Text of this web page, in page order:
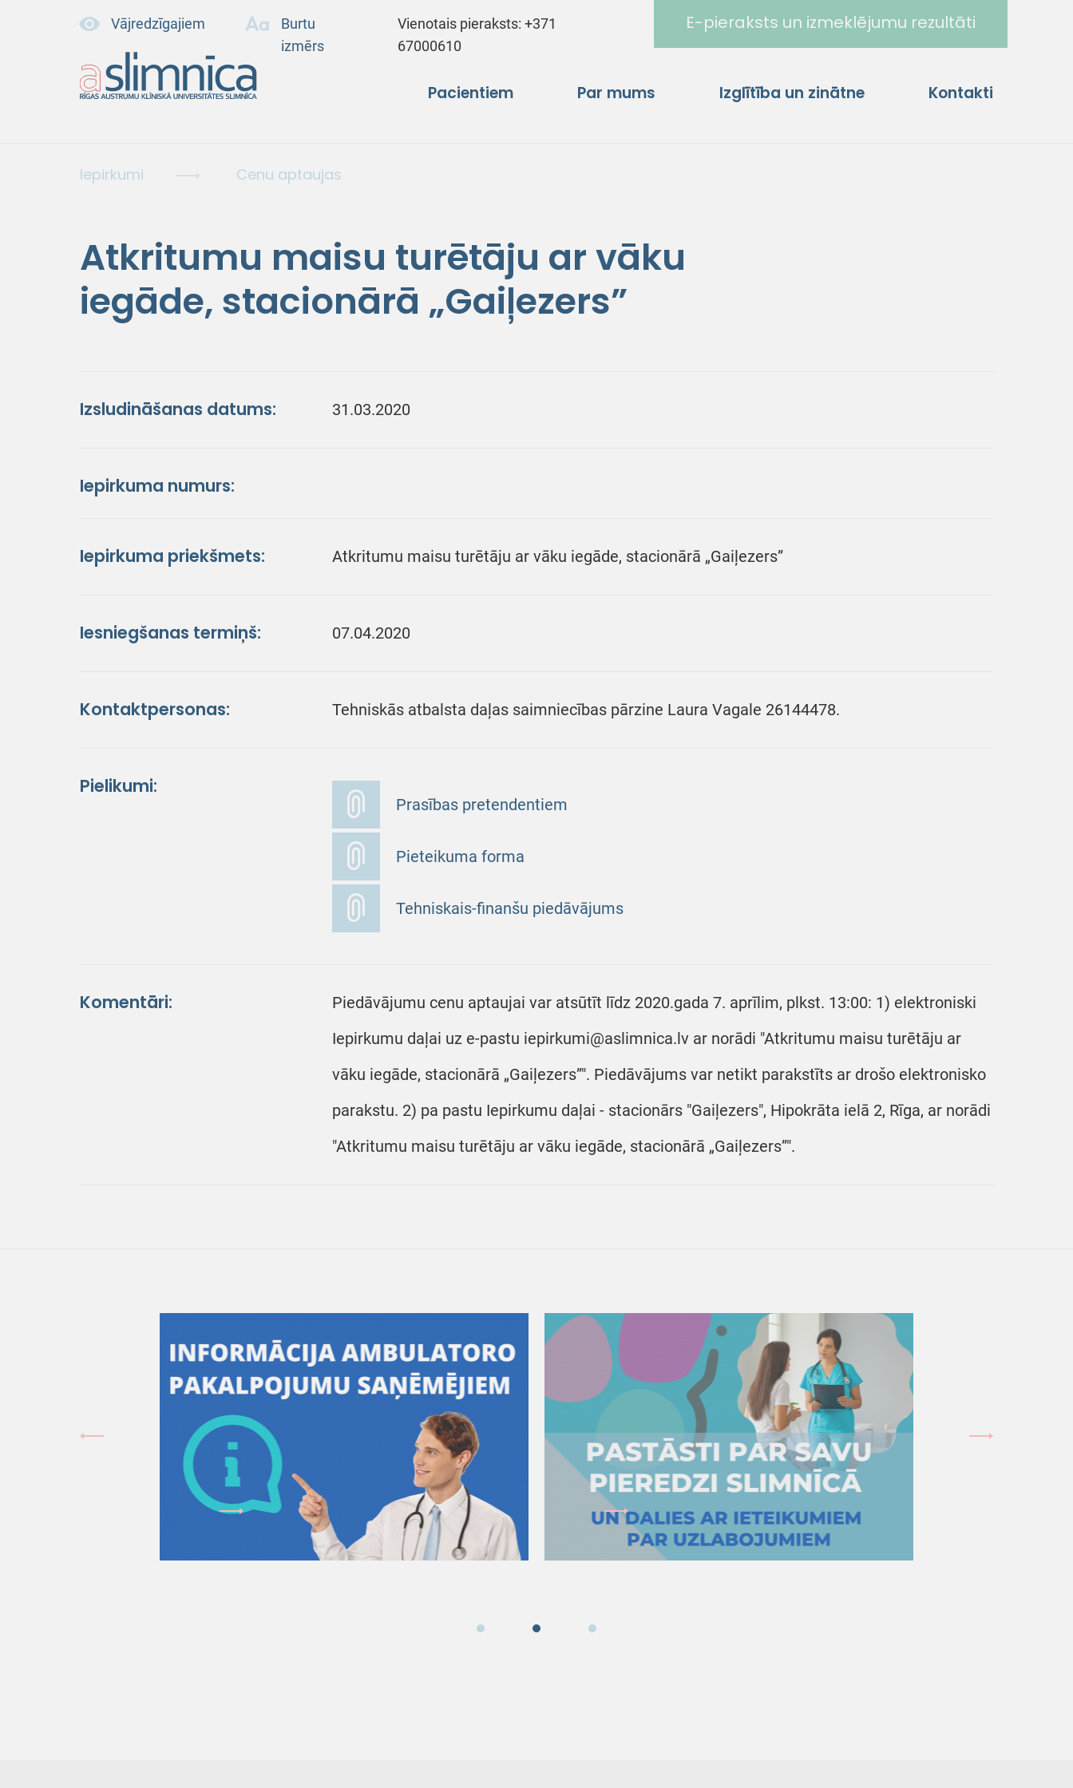
Vājredzīgajiem
Burtu
izmērs
Vienotais pieraksts:+371
67000610
E-pieraksts un izmeklējumu rezultāti
Pacientiem Par mums Izglītība un zinātne Kontakti
Iepirkumi Cenu aptaujas
Atkritumu maisu turētāju ar vāku
iegāde, stacionārā „Gaiļezers”
Izsludināšanas datums: 31.03.2020
Iepirkuma numurs:
Iepirkuma priekšmets: Atkritumu maisu turētāju ar vāku iegāde, stacionārā „Gaiļezers”
Iesniegšanas termiņš: 07.04.2020
Kontaktpersonas: Tehniskās atbalsta daļas saimniecības pārzine Laura Vagale 26144478.
Pielikumi:
Prasības pretendentiem
Pieteikuma forma
Tehniskais-finanšu piedāvājums
Komentāri:
Piedāvājumu cenu aptaujai var atsūtīt līdz 2020.gada 7. aprīlim, plkst. 13:00: 1) elektroniski
Iepirkumu daļai uz e-pastu iepirkumi@aslimnica.lv ar norādi "Atkritumu maisu turētāju ar
vāku iegāde, stacionārā „Gaiļezers”". Piedāvājums var netikt parakstīts ar drošo elektronisko
parakstu. 2) pa pastu Iepirkumu daļai - stacionārs "Gaiļezers", Hipokrāta ielā 2, Rīga, ar norādi
"Atkritumu maisu turētāju ar vāku iegāde, stacionārā „Gaiļezers”".